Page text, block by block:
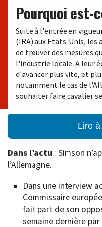
Pourquoi est-
Suite à l'entrée en
(IRA) aux Etats-Unis,
de trouver des mesures
l'industrie locale. A leur
d'avancer plus vite, et
notamment le cas de
souhaiter faire cavalier
Lire
Dans l’actu : Simson
l’Allemagne.
Dans une interview
Commissaire
fait part de son
semaine dernière